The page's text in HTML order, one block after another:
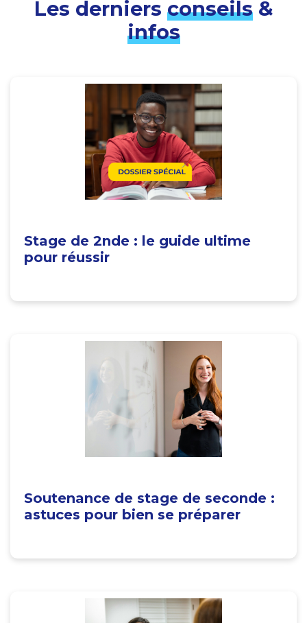
Les derniers conseils&
infos
Stage de 2nde : le guide ultime
pour réussir
Soutenance de stage de seconde :
astuces pour bien se préparer